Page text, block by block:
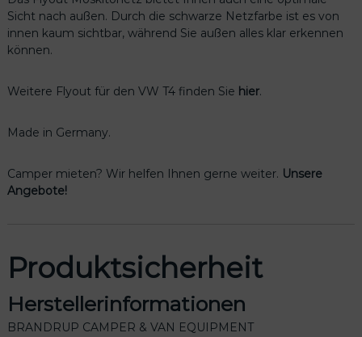
Sicht nach außen. Durch die schwarze Netzfarbe ist es von
innen kaum sichtbar, während Sie außen alles klar erkennen
können.
Weitere Flyout für den VW T4 finden Sie hier.
Made in Germany.
Camper mieten? Wir helfen Ihnen gerne weiter. Unsere
Angebote!
Produktsicherheit
Herstellerinformationen
BRANDRUP CAMPER & VAN EQUIPMENT